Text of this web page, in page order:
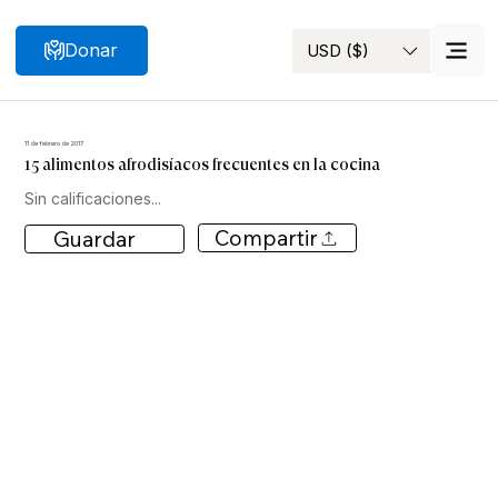
Buscar USD ($)
Donar
11 de febrero de 2017
15 alimentos afrodisíacos frecuentes en la cocina
Sin calificaciones...
Guardar Compartir